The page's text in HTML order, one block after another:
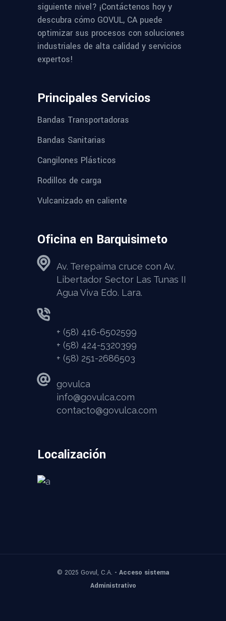
siguiente nivel? ¡Contáctenos hoy y
descubra cómo GOVUL, CA puede
optimizar sus procesos con soluciones
industriales de alta calidad y servicios
expertos!
Principales Servicios
Bandas Transportadoras
Bandas Sanitarias
Cangilones Plásticos
Rodillos de carga
Vulcanizado en caliente
Oficina en Barquisimeto
Av. Terepaima cruce con Av.
Libertador Sector Las Tunas II
Agua Viva Edo. Lara.
+ (58) 416-6502599
+ (58) 424-5320399
+ (58) 251-2686503
govulca
info@govulca.com
contacto@govulca.com
Localización
© 2025 Govul, C.A. - Acceso sistema
Administrativo